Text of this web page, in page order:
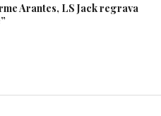
Arantes, LS Jack regrava